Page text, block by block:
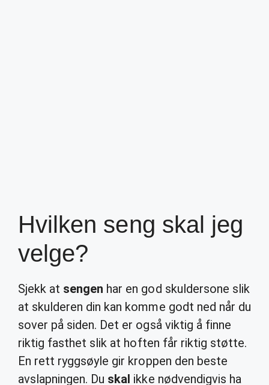
Hvilken seng skal jeg
velge?
Sjekk at sengen har en god skuldersone slik
at skulderen din kan komme godt ned når du
sover på siden. Det er også viktig å finne
riktig fasthet slik at hoften får riktig støtte.
En rett ryggsøyle gir kroppen den beste
avslapningen. Du skal ikke nødvendigvis ha